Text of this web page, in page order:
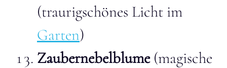
(traurigschönes Licht im
Garten)
Zaubernebelblume(magische